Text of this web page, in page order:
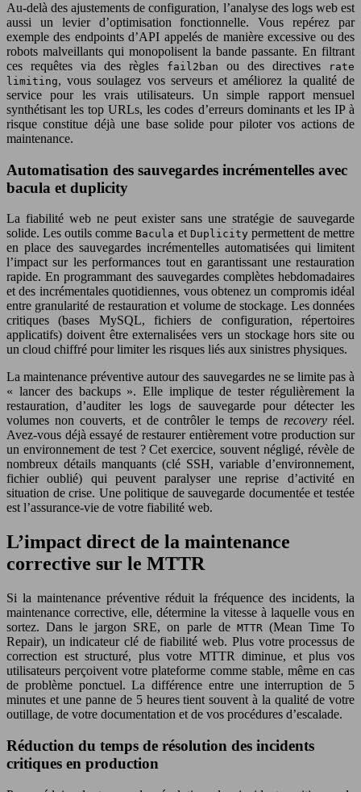
Au-delà des ajustements de configuration, l’analyse des logs web est
aussi un levier d’optimisation fonctionnelle. Vous repérez par
exemple des endpoints d’API appelés de manière excessive ou des
robots malveillants qui monopolisent la bande passante. En filtrant
ces requêtes via des règles
fail2ban ou des directives
rate
limiting, vous soulagez vos serveurs et améliorez la qualité de
service pour les vrais utilisateurs. Un simple rapport mensuel
synthétisant les top URLs, les codes d’erreurs dominants et les IP à
risque constitue déjà une base solide pour piloter vos actions de
maintenance.
Automatisation des sauvegardes incrémentelles avec
bacula et duplicity
La fiabilité web ne peut exister sans une stratégie de sauvegarde
solide. Les outils comme Bacula et Duplicity permettent de mettre
en place des sauvegardes incrémentelles automatisées qui limitent
l’impact sur les performances tout en garantissant une restauration
rapide. En programmant des sauvegardes complètes hebdomadaires
et des incrémentales quotidiennes, vous obtenez un compromis idéal
entre granularité de restauration et volume de stockage. Les données
critiques (bases MySQL, fichiers de configuration, répertoires
applicatifs) doivent être externalisées vers un stockage hors site ou
un cloud chiffré pour limiter les risques liés aux sinistres physiques.
La maintenance préventive autour des sauvegardes ne se limite pas à
« lancer des backups ». Elle implique de tester régulièrement la
restauration, d’auditer les logs de sauvegarde pour détecter les
volumes non couverts, et de contrôler le temps de recoveryréel.
Avez-vous déjà essayé de restaurer entièrement votre production sur
un environnement de test ? Cet exercice, souvent négligé, révèle de
nombreux détails manquants (clé SSH, variable d’environnement,
fichier oublié) qui peuvent paralyser une reprise d’activité en
situation de crise. Une politique de sauvegarde documentée et testée
est l’assurance-vie de votre fiabilité web.
L’impact direct de la maintenance
corrective sur le MTTR
Si la maintenance préventive réduit la fréquence des incidents, la
maintenance corrective, elle, détermine la vitesse à laquelle vous en
sortez. Dans le jargon SRE, on parle de MTTR (Mean Time To
Repair), un indicateur clé de fiabilité web. Plus votre processus de
correction est structuré, plus votre MTTR diminue, et plus vos
utilisateurs perçoivent votre plateforme comme stable, même en cas
de problème ponctuel. La différence entre une interruption de 5
minutes et une panne de 5 heures tient souvent à la qualité de votre
outillage, de votre documentation et de vos procédures d’escalade.
Réduction du temps de résolution des incidents
critiques en production